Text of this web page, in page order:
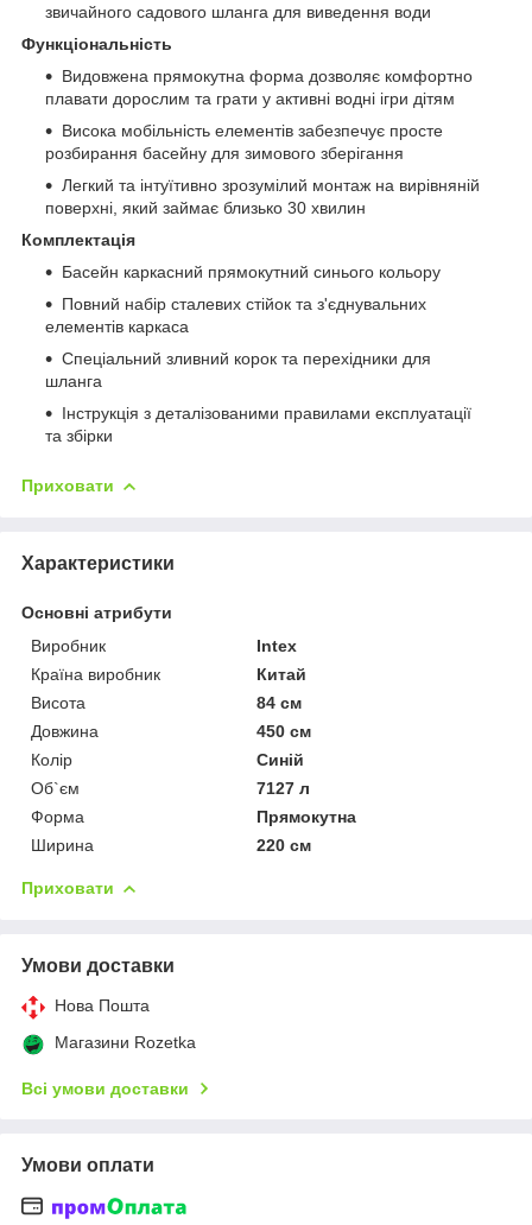
звичайного садового шланга для виведення води
Функціональність
Видовжена прямокутна форма дозволяє комфортно
плавати дорослим та грати у активні водні ігри дітям
Висока мобільність елементів забезпечує просте
розбирання басейну для зимового зберігання
Легкий та інтуїтивно зрозумілий монтаж на вирівняній
поверхні, який займає близько 30 хвилин
Комплектація
Басейн каркасний прямокутний синього кольору
Повний набір сталевих стійок та з'єднувальних
елементів каркаса
Спеціальний зливний корок та перехідники для
шланга
Інструкція з деталізованими правилами експлуатації
та збірки
Приховати
Характеристики
Основні атрибути
Виробник
Intex
Країна виробник
Китай
Висота
84 см
Довжина
450 см
Колір
Синій
Об`єм
7127 л
Форма
Прямокутна
Ширина
220 см
Приховати
Умови доставки
Нова Пошта
Магазини Rozetka
Всі умови доставки
Умови оплати